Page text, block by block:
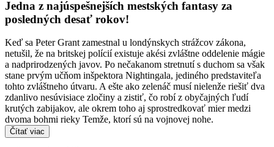
Jedna z najúspešnejších mestských fantasy za
posledných desať rokov!
Keď sa Peter Grant zamestnal u londýnskych strážcov zákona,
netušil, že na britskej polícií existuje akési zvláštne oddelenie mágie
a nadprirodzených javov. Po nečakanom stretnutí s duchom sa však
stane prvým učňom inšpektora Nightingala, jediného predstaviteľa
tohto zvláštneho útvaru. A ešte ako zelenáč musí nielenže riešiť dva
zdanlivo nesúvisiace zločiny a zistiť, čo robí z obyčajných ľudí
krutých zabijakov, ale okrem toho aj sprostredkovať mier medzi
dvoma bohmi rieky Temže, ktorí sú na vojnovej nohe.
Čítať viac